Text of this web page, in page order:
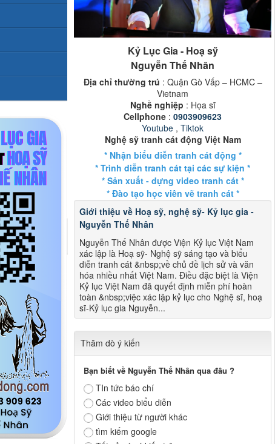
Kỷ Lục Gia - Hoạ sỹ
Nguyễn Thế Nhân
Địa chỉ thường trú : Quận Gò Vấp – HCMC –
Vietnam
Nghề nghiệp : Họa sĩ
Cellphone :0903909623
Youtube ,Tiktok
Nghệ sỹ tranh cát động Việt Nam
* Nhận biểu diễn tranh cát động *
* Trình diễn tranh cát tại các sự kiện *
* Sản xuất - dựng video tranh cát *
* Đào tạo học viên vẽ tranh cát *
Giới thiệu về Hoạ sỹ, nghệ sỹ- Kỷ lục gia -
Nguyễn Thế Nhân
Nguyễn Thế Nhân được Viện Kỷ lục Việt Nam
xác lập là Hoạ sỹ- Nghệ sỹ sáng tạo và biểu
diễn tranh cát &nbsp;về chủ đề lịch sử và văn
hóa nhiều nhất Việt Nam. Điều đặc biệt là Viện
Kỷ lục Việt Nam đã quyết định miễn phí hoàn
toàn &nbsp;việc xác lập kỷ lục cho Nghệ sĩ, hoạ
sĩ-Kỷ lục gia Nguyễn...
Thăm dò ý kiến
Bạn biết về Nguyễn Thế Nhân qua đâu ?
TIn tức báo chí
Các video biểu diễn
Giới thiệu từ người khác
tìm kiếm google